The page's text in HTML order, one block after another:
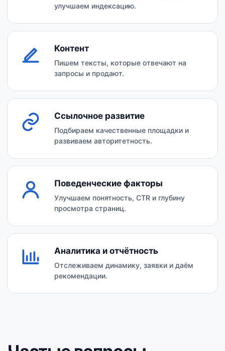
улучшаем индексацию.
Контент
Пишем тексты, которые отвечают на
запросы и продают.
Ссылочное развитие
Подбираем качественные площадки и
развиваем авторитетность.
Поведенческие факторы
Улучшаем понятность, CTR и глубину
просмотра страниц.
Аналитика и отчётность
Отслеживаем динамику, заявки и даём
рекомендации.